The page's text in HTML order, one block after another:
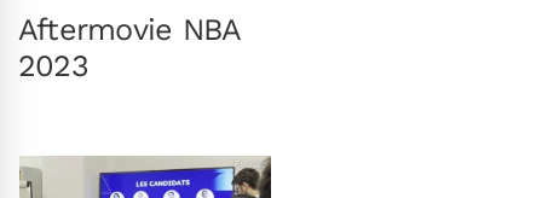
Aftermovie NBA
2023